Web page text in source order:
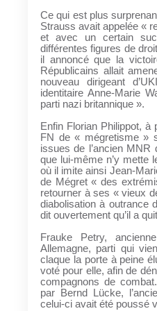
Ce qui est plus
Strauss avait appelée «
et avec un certain
différentes figures de
il annoncé que la
Républicains allait
nouveau dirigeant
identitaire Anne-Marie
parti nazi britannique ».
Enfin Florian Philippot,
FN de « mégretisme »
issues de l’ancien
que lui-même n’y mette
où il imite ainsi Jean-
de Mégret « des
retourner à ses « vieux
diabolisation à outrance
dit ouvertement qu’il a
Frauke Petry,
Allemagne, parti qui
claque la porte à peine
voté pour elle, afin de
compagnons de
par Bernd Lücke,
celui-ci avait été poussé